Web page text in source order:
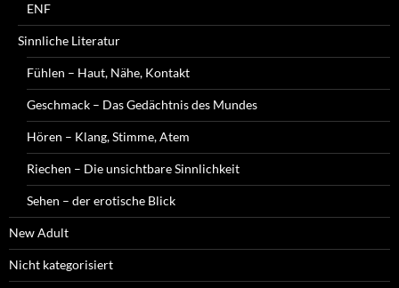
ENF
Sinnliche Literatur
Fühlen – Haut, Nähe, Kontakt
Geschmack – Das Gedächtnis des Mundes
Hören – Klang, Stimme, Atem
Riechen – Die unsichtbare Sinnlichkeit
Sehen – der erotische Blick
New Adult
Nicht kategorisiert